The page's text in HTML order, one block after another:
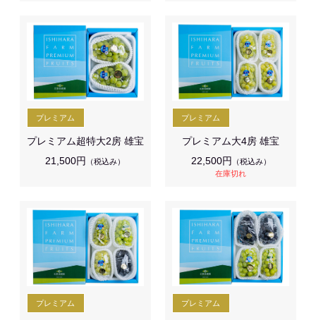
プレミアム超特大2房 雄宝
21,500円
（税込み）
プレミアム大4房 雄宝
22,500円
（税込み）
在庫切れ